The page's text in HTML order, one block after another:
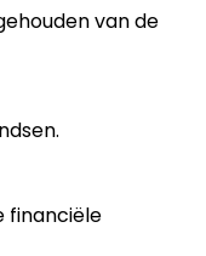
van de
financiële